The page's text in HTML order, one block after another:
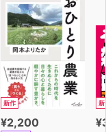
新作
¥2,200
新